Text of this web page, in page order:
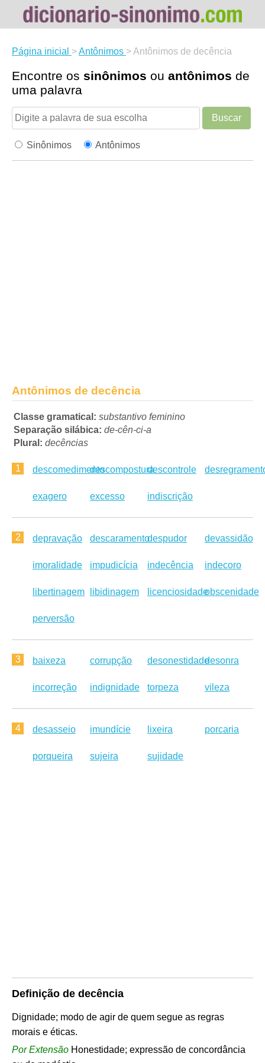
Página inicial >Antônimos >Antônimos de decência
Encontre os sinônimos ou antônimos de
uma palavra
Buscar
Sinônimos Antônimos
Antônimos de decência
Classe gramatical: substantivo feminino
Separação silábica: de-cên-ci-a
Plural: decências
1 descomedimentodescomposturadescontrole
exagero excesso indiscrição
2 depravação descaramentodespudor devassidão
imoralidade impudicícia indecência indecoro
libertinagem libidinagem licenciosidadeobscenidade
perversão
3 baixeza corrupção desonestidadedesonra
incorreção indignidade torpeza vileza
4 desasseio imundície lixeira porcaria
porqueira sujeira sujidade
Definição de decência
Dignidade; modo de agir de quem segue as regras
morais e éticas.
Por Extensão Honestidade; expressão de concordância